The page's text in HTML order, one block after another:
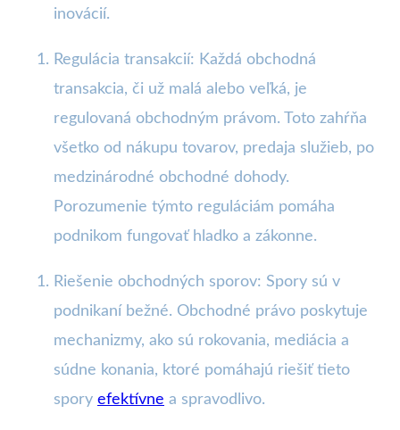
inovácií.
Regulácia transakcií: Každá obchodná
transakcia, či už malá alebo veľká, je
regulovaná obchodným právom. Toto zahŕňa
všetko od nákupu tovarov, predaja služieb, po
medzinárodné obchodné dohody.
Porozumenie týmto reguláciám pomáha
podnikom fungovať hladko a zákonne.
Riešenie obchodných sporov: Spory sú v
podnikaní bežné. Obchodné právo poskytuje
mechanizmy, ako sú rokovania, mediácia a
súdne konania, ktoré pomáhajú riešiť tieto
spory efektívne a spravodlivo.